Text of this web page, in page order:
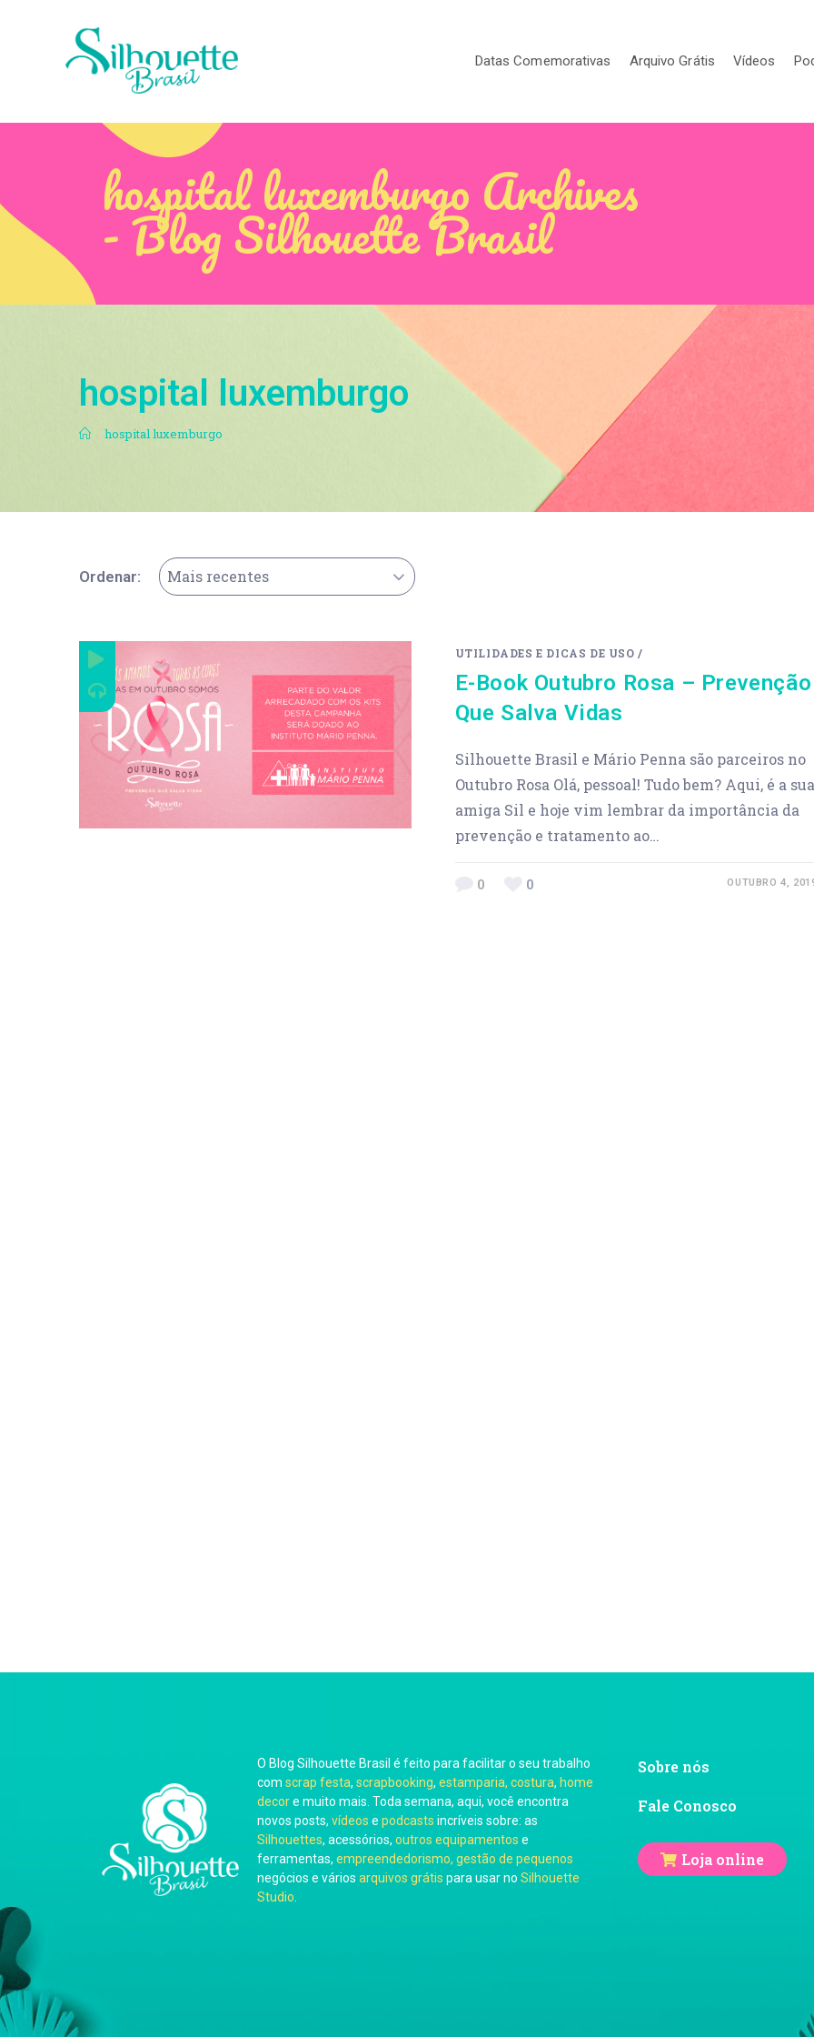
Datas Comemorativas Arquivo Grátis Vídeos
hospital luxemburgo Archives
- Blog Silhouette Brasil
hospital luxemburgo
. hospital luxemburgo
Ordenar: Mais recentes
UTILIDADES E DICAS DE USO /
E-Book Outubro Rosa – Prevenção
Que Salva Vidas
Silhouette Brasil e Mário Penna são parceiros no
Outubro Rosa Olá, pessoal! Tudo bem? Aqui, é a sua
amiga Sil e hoje vim lembrar da importância da
prevenção e tratamento ao…
0 0 OUTUBRO 4,
O Blog Silhouette Brasil é feito para facilitar o seu trabalho
com scrap festa, scrapbooking, estamparia, costura, home
decore muito mais. Toda semana, aqui, você encontra
novos posts, vídeos e podcasts incríveis sobre: as
Silhouettes, acessórios, outros equipamentos e
ferramentas, empreendedorismo, gestão de pequenos
negócios e vários arquivos grátis para usar no Silhouette
Studio
Sobre nós
Fale Conosco
Loja online